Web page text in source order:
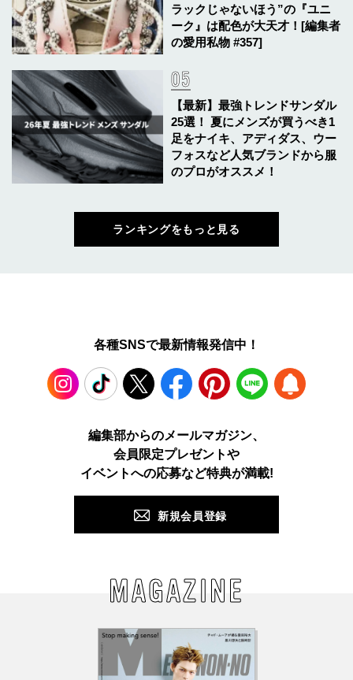
ラックじゃないほう”の『ユニ
ーク』は配色が大天才！[編集者
の愛用私物 #357]
【最新】最強トレンドサンダル
25選！ 夏にメンズが買うべき1
足をナイキ、アディダス、ウー
フォスなど人気ブランドから服
のプロがオススメ！
ランキングをもっと見る
各種SNSで最新情報発信中！
TikTok Facebook Pinterest LINE
編集部からのメールマガジン、
会員限定プレゼントや
イベントへの応募など特典が満載!
新規会員登録
MAGAZINE